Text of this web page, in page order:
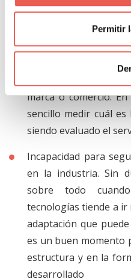
Permitir
márgenes de la
digital
marca o comercio.
sencillo medir cuál
siendo evaluado el
Incapacidad para
en la industria. Sin
sobre todo
tecnologías tiende a
adaptación que
es un buen momento
estructura y en la
desarrollado